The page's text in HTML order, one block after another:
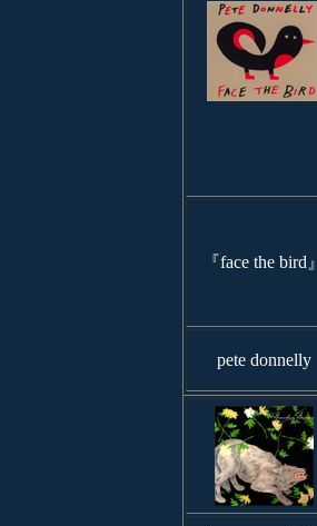
『face the bird』
pete donnelly